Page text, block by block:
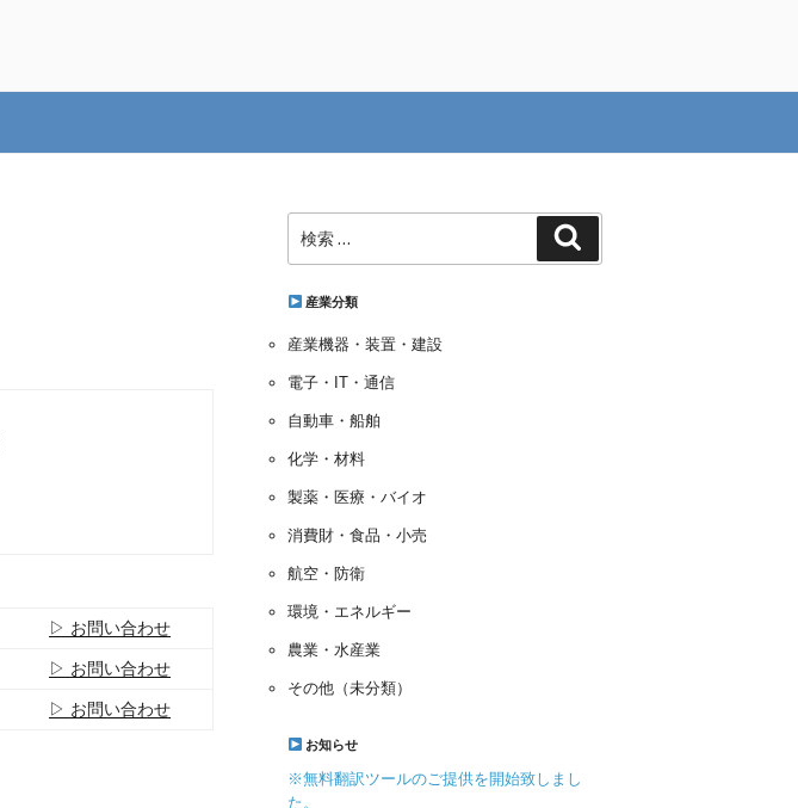
▷ お問い合わせ
▷ お問い合わせ
▷ お問い合わせ
索:
産業分類
産業機器・装置・建設
電子・IT・通信
自動車・船舶
化学・材料
製薬・医療・バイオ
消費財・食品・小売
航空・防衛
環境・エネルギー
農業・水産業
その他（未分類）
お知らせ
※無料翻訳ツールのご提供を開始致しまし
た。